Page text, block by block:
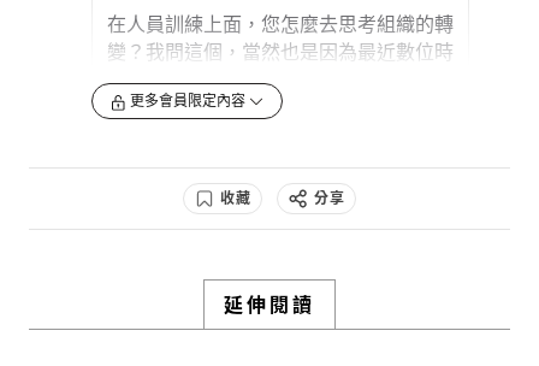
溝通的一種心態跟方法，我覺得這是對我
們的社會來說滿重要的一環，也是大家滿
0 3y
檢舉留言
可是節目開始，我要先問一下素蘭姐，就
是您是一個很成功的女性的創業者。
檢舉留言
在人員訓練上面，您怎麼去思考組織的轉
變？我問這個，當然也是因為最近數位時
代的辦公室做了一個滿大的轉換，您們從
原本傳統大家想像那種辦公室型的組織變
3y
檢舉留言
更多會員限定內容
收藏 分享
延伸閱讀